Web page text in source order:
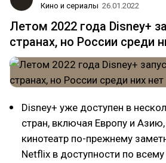
Кино и сериалы 26.01.2022
Летом 2022 года Disney+
странах, но России среди
Disney+ уже доступен в
стран, включая Европу и
кинотеатр по-прежнему
Netflix в доступности по всему